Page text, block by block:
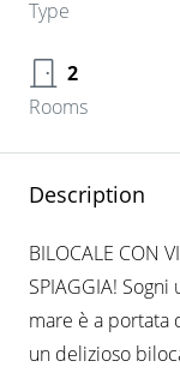
Type
2
Rooms
Description
BILOCALE CON
SPIAGGIA!
mare è a portata
un delizioso